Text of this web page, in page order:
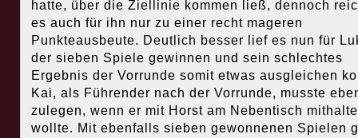
hatte, über die Ziellinie kommen ließ, dennoch
es auch für ihn nur zu einer recht mageren
Punkteausbeute. Deutlich besser lief es nun für
der sieben Spiele gewinnen und sein schlechtes
Ergebnis der Vorrunde somit etwas ausgleichen
Kai, als Führender nach der Vorrunde, musste
zulegen, wenn er mit Horst am Nebentisch
wollte. Mit ebenfalls sieben gewonnenen Spielen